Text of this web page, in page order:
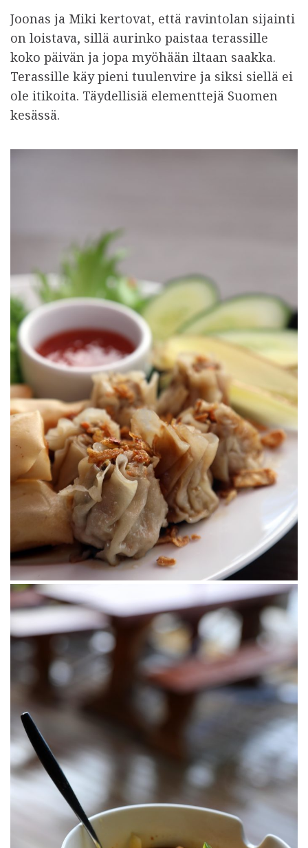
Joonas ja Miki kertovat, että ravintolan sijainti
on loistava, sillä aurinko paistaa terassille
koko päivän ja jopa myöhään iltaan saakka.
Terassille käy pieni tuulenvire ja siksi siellä ei
ole itikoita. Täydellisiä elementtejä Suomen
kesässä.